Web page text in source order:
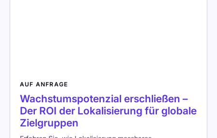
AUF ANFRAGE
Wachstumspotenzial erschließen –
Der ROI der Lokalisierung für globale
Zielgruppen